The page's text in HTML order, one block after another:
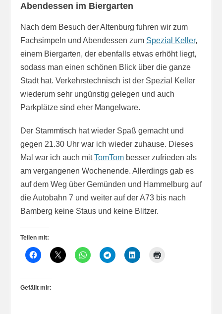
Abendessen im Biergarten
Nach dem Besuch der Altenburg fuhren wir zum
Fachsimpeln und Abendessen zum Spezial Keller,
einem Biergarten, der ebenfalls etwas erhöht liegt,
sodass man einen schönen Blick über die ganze
Stadt hat. Verkehrstechnisch ist der Spezial Keller
wiederum sehr ungünstig gelegen und auch
Parkplätze sind eher Mangelware.
Der Stammtisch hat wieder Spaß gemacht und
gegen 21.30 Uhr war ich wieder zuhause. Dieses
Mal war ich auch mitTomTom besser zufrieden als
am vergangenen Wochenende. Allerdings gab es
auf dem Weg über Gemünden und Hammelburg auf
die Autobahn 7 und weiter auf der A73 bis nach
Bamberg keine Staus und keine Blitzer.
Teilen mit:
Gefällt mir: